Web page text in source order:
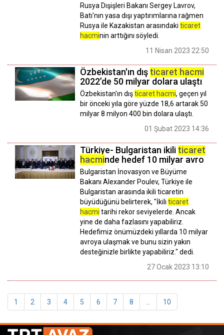
Rusya Dışişleri Bakanı Sergey Lavrov,
Batı'nın yasa dışı yaptırımlarına rağmen
Rusya ile Kazakistan arasındaki ticaret
hacminin arttığını söyledi.
11 Nisan 2023 22:50
Özbekistan'ın dışticaret hacmi
2022’de 50 milyar dolara ulaştı
Özbekistan'ın dışticaret hacmi, geçen yıl
bir önceki yıla göre yüzde 18,6 artarak 50
milyar 8 milyon 400 bin dolara ulaştı.
01 Şubat 2023 14:36
Türkiye- Bulgaristan ikiliticaret
hacminde hedef 10 milyar avro
Bulgaristan İnovasyon ve Büyüme
Bakanı Alexander Poulev, Türkiye ile
Bulgaristan arasında ikili ticaretin
büyüdüğünü belirterek, "İkili ticaret
hacmi tarihi rekor seviyelerde. Ancak
yine de daha fazlasını yapabiliriz.
Hedefimiz önümüzdeki yıllarda 10 milyar
avroya ulaşmak ve bunu sizin yakın
desteğinizle birlikte yapabiliriz." dedi.
27 Ocak 2023 13:10
1 2 3 4 5 6 7 8 10